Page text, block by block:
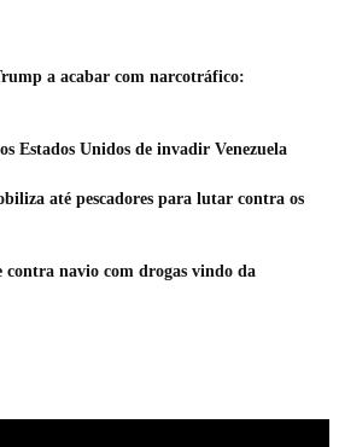
a acabar com narcotráfico:
Estados Unidos de invadir Venezuela
até pescadores para lutar contra os
navio com drogas vindo da